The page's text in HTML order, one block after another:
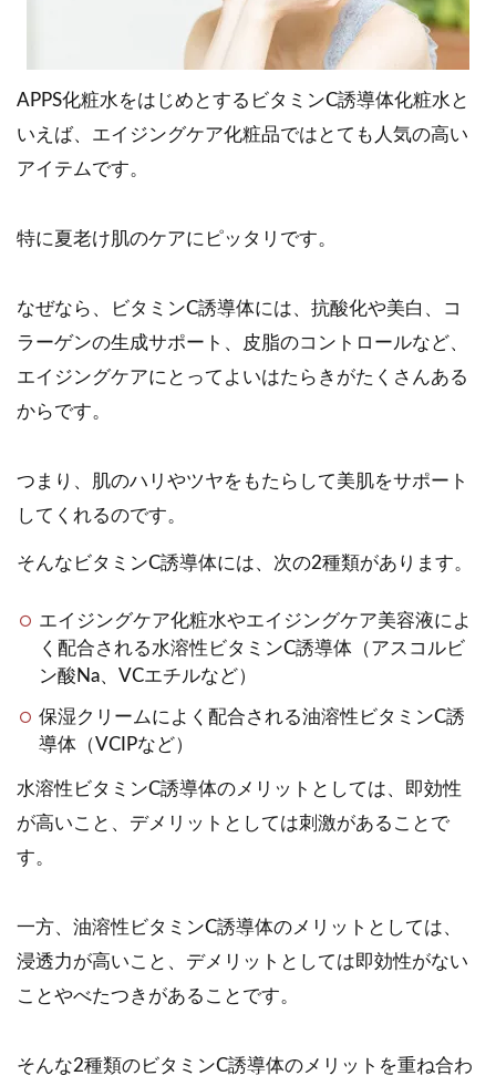
APPS化粧水をはじめとするビタミンC誘導体化粧水と
いえば、エイジングケア化粧品ではとても人気の高い
アイテムです。
特に夏老け肌のケアにピッタリです。
なぜなら、ビタミンC誘導体には、抗酸化や美白、コ
ラーゲンの生成サポート、皮脂のコントロールなど、
エイジングケアにとってよいはたらきがたくさんある
からです。
つまり、肌のハリやツヤをもたらして美肌をサポート
してくれるのです。
そんなビタミンC誘導体には、次の2種類があります。
エイジングケア化粧水やエイジングケア美容液によ
く配合される水溶性ビタミンC誘導体（アスコルビ
ン酸Na、VCエチルなど）
保湿クリームによく配合される油溶性ビタミンC誘
導体（VCIPなど）
水溶性ビタミンC誘導体のメリットとしては、即効性
が高いこと、デメリットとしては刺激があることで
す。
一方、油溶性ビタミンC誘導体のメリットとしては、
浸透力が高いこと、デメリットとしては即効性がない
ことやべたつきがあることです。
そんな2種類のビタミンC誘導体のメリットを重ね合わ